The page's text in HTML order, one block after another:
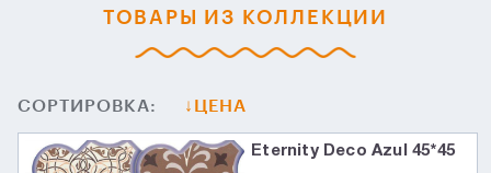
ТОВАРЫ ИЗ КОЛЛЕКЦИИ
СОРТИРОВКА: ЦЕНА
Eternity Deco Azul 45*45